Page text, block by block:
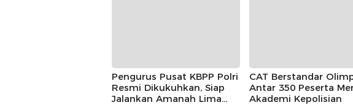
Pengurus Pusat KBPP Polri
Resmi Dikukuhkan, Siap
Jalankan Amanah Lima
CAT Berstandar
Antar 350 Peserta
Akademi Kepolisian